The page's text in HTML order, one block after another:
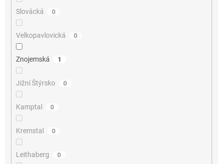
Slovácká 0
Velkopavlovická 0
Znojemská 1
Jižní Štýrsko 0
Kamptal 0
Kremstal 0
Leithaberg 0